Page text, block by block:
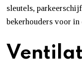
sleutels,
bekerhouders voor in